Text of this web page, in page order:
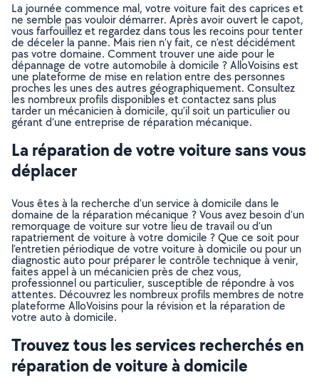
La journée commence mal, votre voiture fait des caprices et
ne semble pas vouloir démarrer. Après avoir ouvert le capot,
vous farfouillez et regardez dans tous les recoins pour tenter
de déceler la panne. Mais rien n’y fait, ce n’est décidément
pas votre domaine. Comment trouver une aide pour le
dépannage de votre automobile à domicile ? AlloVoisins est
une plateforme de mise en relation entre des personnes
proches les unes des autres géographiquement. Consultez
les nombreux profils disponibles et contactez sans plus
tarder un mécanicien à domicile, qu’il soit un particulier ou
gérant d’une entreprise de réparation mécanique.
La réparation de votre voiture sans vous
déplacer
Vous êtes à la recherche d’un service à domicile dans le
domaine de la réparation mécanique ? Vous avez besoin d’un
remorquage de voiture sur votre lieu de travail ou d’un
rapatriement de voiture à votre domicile ? Que ce soit pour
l’entretien périodique de votre voiture à domicile ou pour un
diagnostic auto pour préparer le contrôle technique à venir,
faites appel à un mécanicien près de chez vous,
professionnel ou particulier, susceptible de répondre à vos
attentes. Découvrez les nombreux profils membres de notre
plateforme AlloVoisins pour la révision et la réparation de
votre auto à domicile.
Trouvez tous les services recherchés en
réparation de voiture à domicile